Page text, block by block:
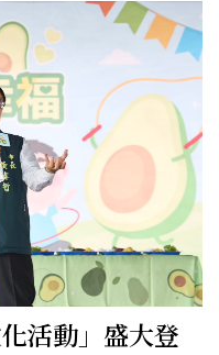
活動」盛大登